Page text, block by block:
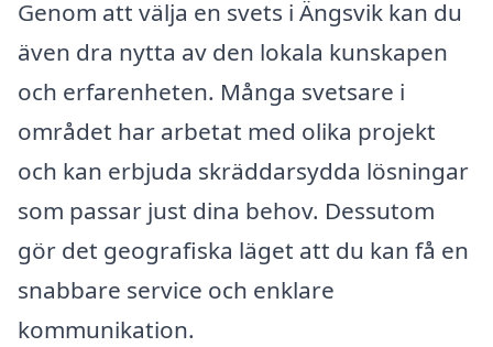
Genom att välja en svets i Ängsvik kan du
även dra nytta av den lokala kunskapen
och erfarenheten. Många svetsare i
området har arbetat med olika projekt
och kan erbjuda skräddarsydda lösningar
som passar just dina behov. Dessutom
gör det geografiska läget att du kan få en
snabbare service och enklare
kommunikation.